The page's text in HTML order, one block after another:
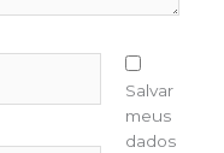
Salvar
meus
dados